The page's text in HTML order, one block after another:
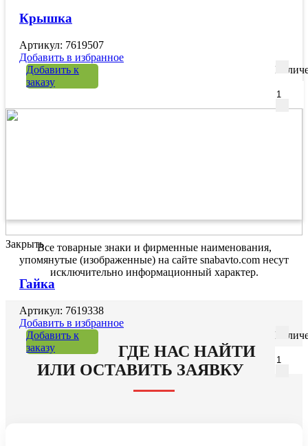
Крышка
Артикул: 7619507
Добавить в избранное
Добавить к
заказу
Закрыть
Гайка
Артикул: 7619338
Добавить в избранное
Добавить к
заказу
Все товарные знаки и фирменные наименования,
упомянутые (изображенные) на сайте snabavto.com несут
исключительно информационный характер.
ГДЕ НАС НАЙТИ
ИЛИ ОСТАВИТЬ ЗАЯВКУ